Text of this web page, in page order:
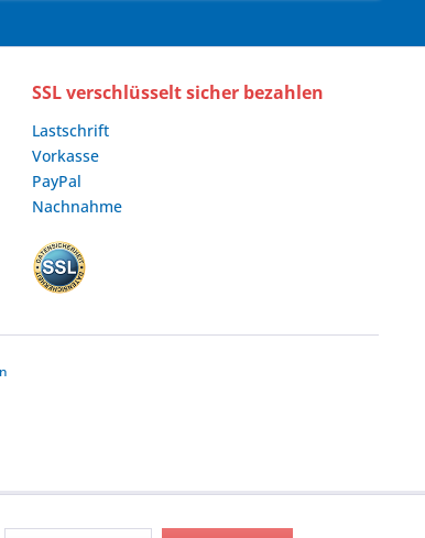
SSL verschlüsselt sicher bezahlen
Lastschrift
Vorkasse
PayPal
Nachnahme